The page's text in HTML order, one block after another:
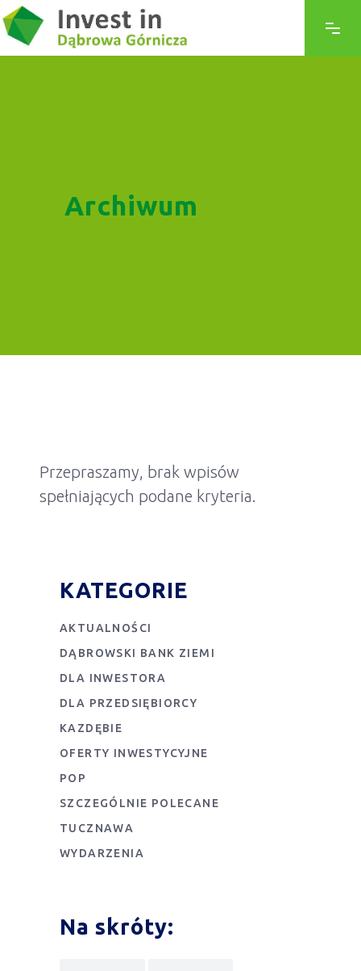
Archiwum
Przepraszamy, brak wpisów
spełniających podane kryteria.
KATEGORIE
AKTUALNOŚCI
DĄBROWSKI BANK ZIEMI
DLA INWESTORA
DLA PRZEDSIĘBIORCY
KAZDĘBIE
OFERTY INWESTYCYJNE
POP
SZCZEGÓLNIE POLECANE
TUCZNAWA
WYDARZENIA
Na skróty: